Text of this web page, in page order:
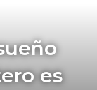
es